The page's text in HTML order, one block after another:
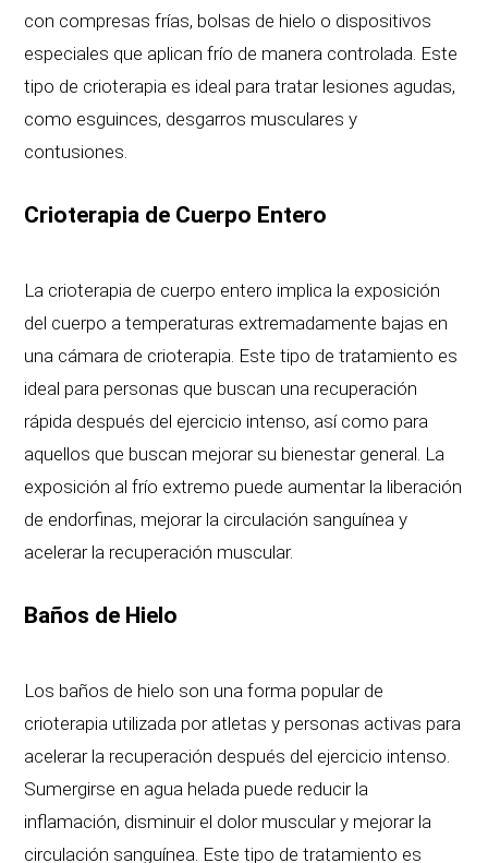
con compresas frías, bolsas de hielo o dispositivos
especiales que aplican frío de manera controlada. Este
tipo de crioterapia es ideal para tratar lesiones agudas,
como esguinces, desgarros musculares y
contusiones.
Crioterapia de Cuerpo Entero
La crioterapia de cuerpo entero implica la exposición
del cuerpo a temperaturas extremadamente bajas en
una cámara de crioterapia. Este tipo de tratamiento es
ideal para personas que buscan una recuperación
rápida después del ejercicio intenso, así como para
aquellos que buscan mejorar su bienestar general. La
exposición al frío extremo puede aumentar la liberación
de endorfinas, mejorar la circulación sanguínea y
acelerar la recuperación muscular.
Baños de Hielo
Los baños de hielo son una forma popular de
crioterapia utilizada por atletas y personas activas para
acelerar la recuperación después del ejercicio intenso.
Sumergirse en agua helada puede reducir la
inflamación, disminuir el dolor muscular y mejorar la
circulación sanguínea. Este tipo de tratamiento es